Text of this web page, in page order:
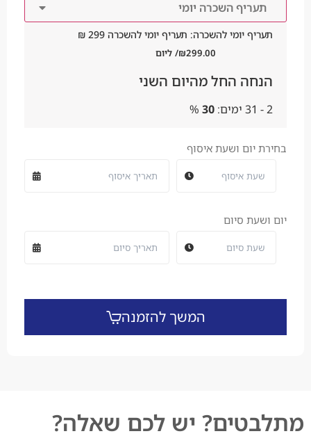
תעריף יומי להשכרה: תעריף יומי להשכרה 299 ₪
₪299.00 / ליום
הנחה החל מהיום השני
2 - 31 ימים: 30
%
בחירת יום ושעת איסוף
יום ושעת סיום
המשך להזמנה
מתלבטים? יש לכם שאלה?